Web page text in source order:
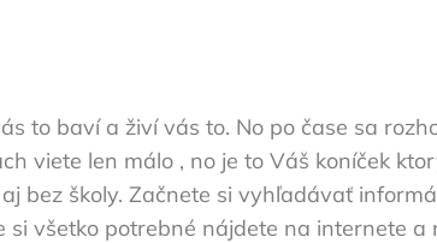
to baví a živí vás to. No po čase sa
viete len málo , no je to Váš koníček
bez školy. Začnete si vyhľadávať
si všetko potrebné nájdete na internete a